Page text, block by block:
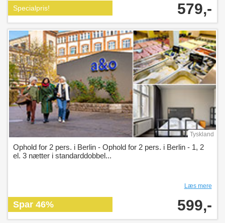
Specialpris! 579,-
Tyskland
Ophold for 2 pers. i Berlin - Ophold for 2 pers. i Berlin - 1, 2
el. 3 nætter i standarddobbel...
Læs mere
Spar 46% 599,-